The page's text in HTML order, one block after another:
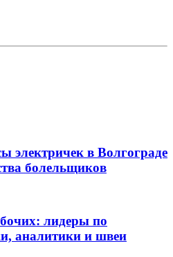
электричек в Волгограде
болельщиков
лидеры по
аналитики и швеи